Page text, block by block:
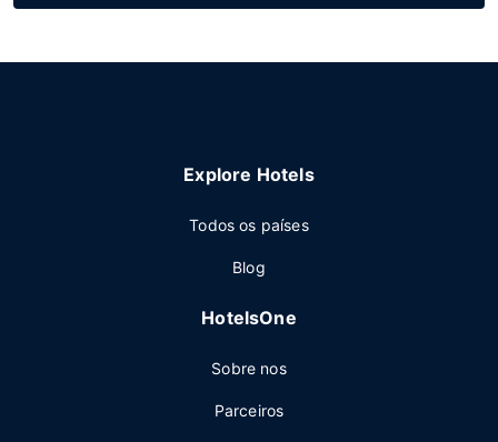
Explore Hotels
Todos os países
Blog
HotelsOne
Sobre nos
Parceiros